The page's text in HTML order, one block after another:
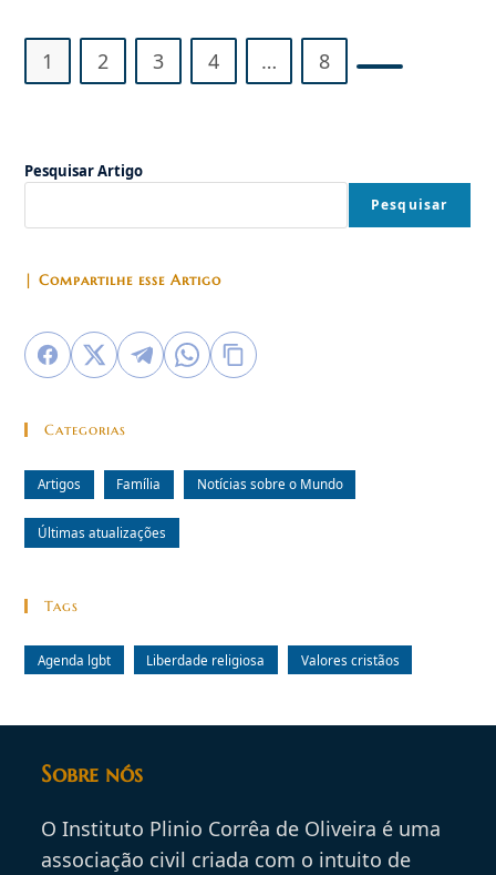
Escola
Cristã
1 2 3 4 … 8
Pesquisar Artigo
Pesquisar
| Compartilhe esse Artigo
Categorias
Artigos Família Notícias sobre o Mundo
Últimas atualizações
Tags
Agenda lgbt Liberdade religiosa Valores cristãos
Sobre nós
O Instituto Plinio Corrêa de Oliveira é uma
associação civil criada com o intuito de